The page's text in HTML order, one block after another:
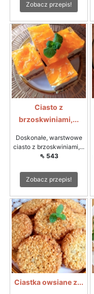
Zobacz przepis!
Ciasto z
brzoskwiniami,...
Doskonałe, warstwowe
ciasto z brzoskwiniami,...
⇖ 543
Zobacz przepis!
Ciastka owsiane z...